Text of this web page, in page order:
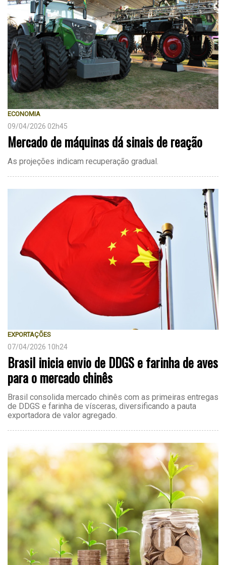
ECONOMIA
09/04/2026 02h45
Mercado de máquinas dá sinais de reação
As projeções indicam recuperação gradual.
EXPORTAÇÕES
07/04/2026 10h24
Brasil inicia envio de DDGS e farinha de aves
para o mercado chinês
Brasil consolida mercado chinês com as primeiras entregas
de DDGS e farinha de vísceras, diversificando a pauta
exportadora de valor agregado.